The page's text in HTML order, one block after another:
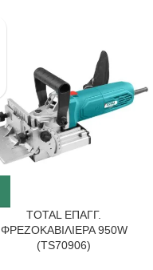
TOTAL ΕΠΑΓΓ.
ΦΡΕΖΟΚΑΒΙΛΙΕΡΑ 950W
(TS70906)